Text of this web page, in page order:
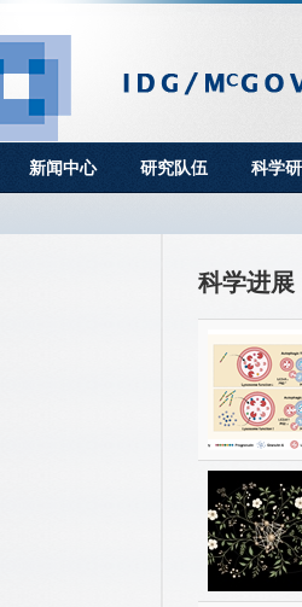
新闻中心 研究队伍 科学
科学进展